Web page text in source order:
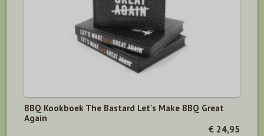
BBQ Kookboek The Bastard Let's Make BBQ Great
Again
€ 24,95